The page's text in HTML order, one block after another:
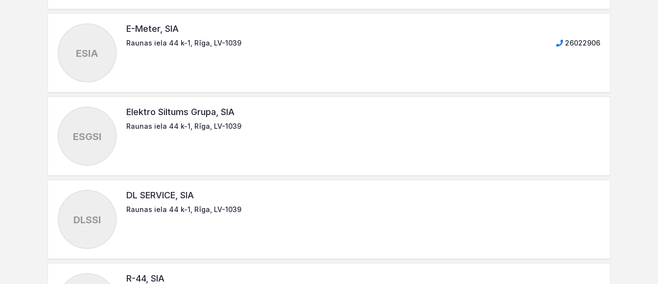
ESIA
E-Meter, SIA
Raunas iela 44 k-1, Rīga, LV-1039 26022906
ESGSI
Elektro Siltums Grupa, SIA
Raunas iela 44 k-1, Rīga, LV-1039
DLSSI
DL SERVICE, SIA
Raunas iela 44 k-1, Rīga, LV-1039
R-44, SIA